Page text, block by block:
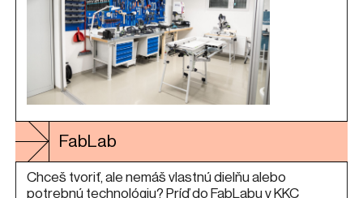
FabLab
Chceš tvoriť, ale nemáš vlastnú dielňu alebo
potrebnú technológiu? Príď do FabLabu v KKC